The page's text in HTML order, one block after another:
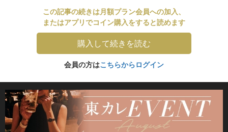
この記事の続きは月額プラン会員への加入、
またはアプリでコイン購入をすると読めます
購入して続きを読む
会員の方はこちらからログイン